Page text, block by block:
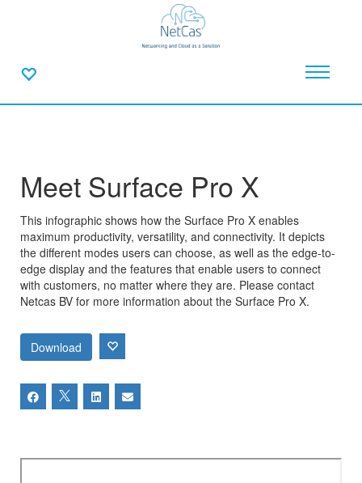
Meet Surface Pro X
This infographic shows how the Surface Pro X enables
maximum productivity, versatility, and connectivity. It depicts
the different modes users can choose, as well as the edge-to-
edge display and the features that enable users to connect
with customers, no matter where they are. Please contact
Netcas BV for more information about the Surface Pro X.
Download